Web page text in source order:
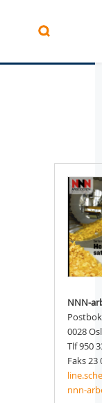
NNN-
0028
Tlf 950
Faks 23
nnn-